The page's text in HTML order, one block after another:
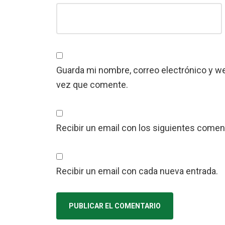
Guarda mi nombre, correo electrónico y
vez que comente.
Recibir un email con los siguientes
Recibir un email con cada nueva entrada.